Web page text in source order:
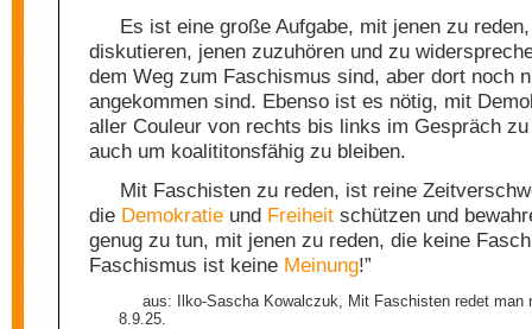
Es ist eine große Aufgabe, mit jenen zu
diskutieren, jenen zuzuhören und zu
dem Weg zum Faschismus sind, aber dort noch
angekommen sind. Ebenso ist es nötig, mit
aller Couleur von rechts bis links im Gespräch
auch um koalititonsfähig zu bleiben.
Mit Faschisten zu reden, ist reine
die Demokratie und Freiheit schützen und
genug zu tun, mit jenen zu reden, die keine
Faschismus ist keine Meinung!”
aus: Ilko-Sascha Kowalczuk, Mit Faschisten redet man
8.9.25.